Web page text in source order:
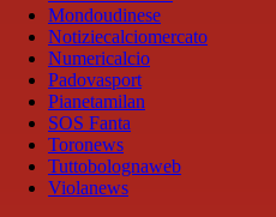
Mondoudinese
Notiziecalciomercato
Numericalcio
Padovasport
Pianetamilan
SOS Fanta
Toronews
Tuttobolognaweb
Violanews